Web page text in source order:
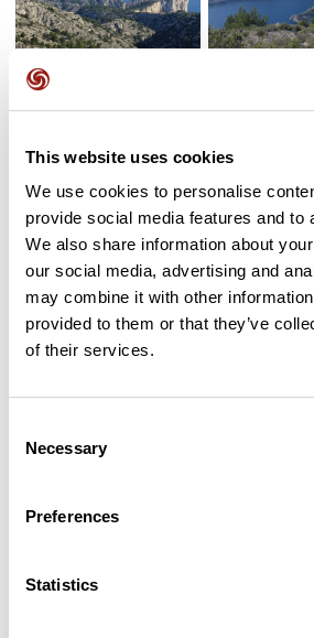
This website uses cookies
We use cookies to personalise
provide social media features and to
We also share information about
our social media, advertising and
may combine it with other
provided to them or that they’ve
of their services.
Selection
Necessary
Preferences
Statistics
Soyez le premier à ajouter
Ajouter un avis
Cols le long du parcours
0 km
6 km